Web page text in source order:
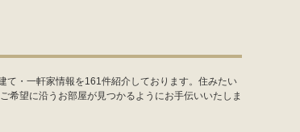
て・一軒家情報を161件紹介しております。住みたい
希望に沿うお部屋が見つかるようにお手伝いいたしま